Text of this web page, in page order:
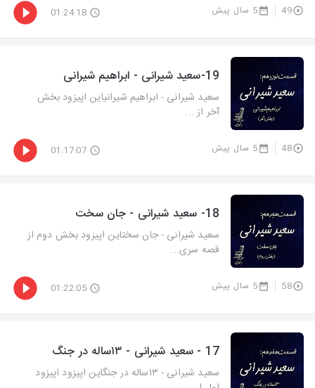
49 5 سال پیش 01:24:18
19-سعید شیرانی - ابراهیم شیرانی
سعید شیرانی - ابراهیم شیرانیاین اپیزود بخش
آخر از ...
48 5 سال پیش 01:17:07
18- سعید شیرانی - جان سخت
سعید شیرانی - جان سختاین اپیزود بخش دوم از
قصه سری...
58 5 سال پیش 01:22:05
17 - سعید شیرانی - ۱۳ساله در جنگ
سعید شیرانی - ۱۳ساله در جنگاین اپیزود اپیزود